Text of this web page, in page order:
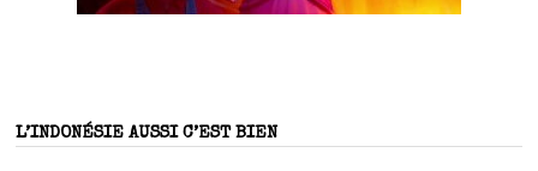
L’INDONÉSIE AUSSI C’EST BIEN